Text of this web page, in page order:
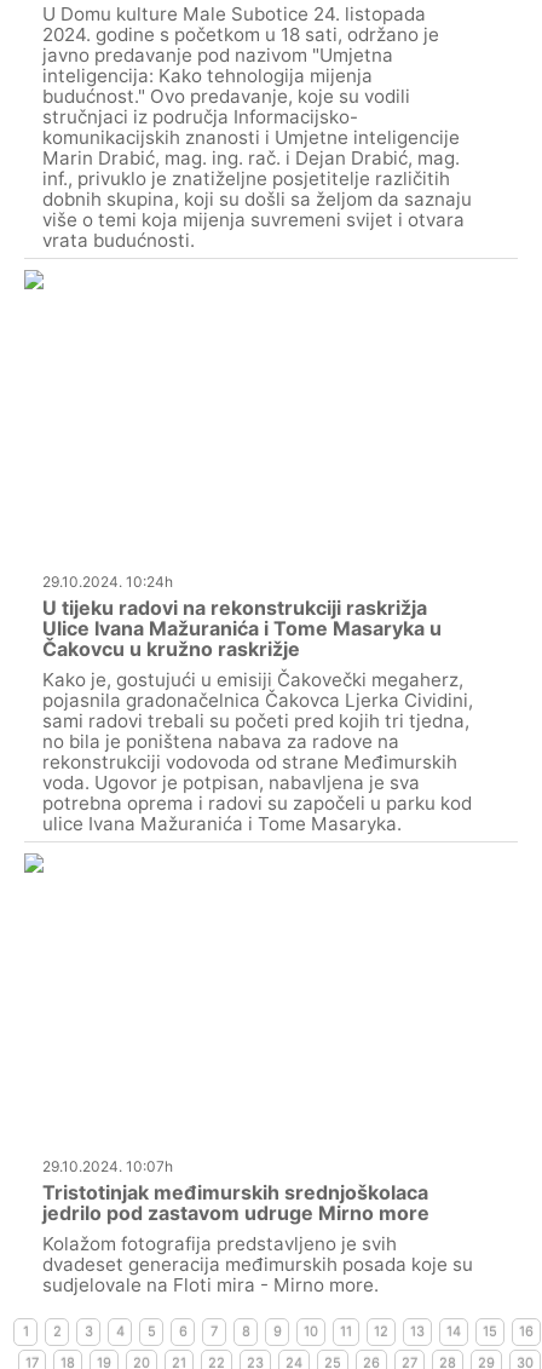
U Domu kulture Male Subotice 24. listopada
2024. godine s početkom u 18 sati, održano je
javno predavanje pod nazivom "Umjetna
inteligencija: Kako tehnologija mijenja
budućnost." Ovo predavanje, koje su vodili
stručnjaci iz područja Informacijsko-
komunikacijskih znanosti i Umjetne inteligencije
Marin Drabić, mag. ing. rač. i Dejan Drabić, mag.
inf., privuklo je znatiželjne posjetitelje različitih
dobnih skupina, koji su došli sa željom da saznaju
više o temi koja mijenja suvremeni svijet i otvara
vrata budućnosti.
29.10.2024. 10:24h
U tijeku radovi na rekonstrukciji raskrižja
Ulice Ivana Mažuranića i Tome Masaryka u
Čakovcu u kružno raskrižje
Kako je, gostujući u emisiji Čakovečki megaherz,
pojasnila gradonačelnica Čakovca Ljerka Cividini,
sami radovi trebali su početi pred kojih tri tjedna,
no bila je poništena nabava za radove na
rekonstrukciji vodovoda od strane Međimurskih
voda. Ugovor je potpisan, nabavljena je sva
potrebna oprema i radovi su započeli u parku kod
ulice Ivana Mažuranića i Tome Masaryka.
29.10.2024. 10:07h
Tristotinjak međimurskih srednjoškolaca
jedrilo pod zastavom udruge Mirno more
Kolažom fotografija predstavljeno je svih
dvadeset generacija međimurskih posada koje su
sudjelovale na Floti mira - Mirno more.
1 2 3 4 5 6 7 8 9 10 11 12 13 14 15
16
17
18 19 20 21 22 23 24 25 26 27 28 29 30